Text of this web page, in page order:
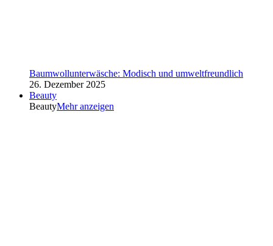
Baumwollunterwäsche: Modisch und umweltfreundlich
26. Dezember 2025
Beauty
BeautyMehr anzeigen